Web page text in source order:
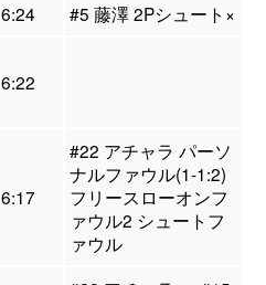
6:24
#5 藤澤 2Pシュート×
6:22
6:17
#22 アチャラ パーソ
ナルファウル(1-1:2)
フリースローオンフ
ァウル2 シュートフ
ァウル